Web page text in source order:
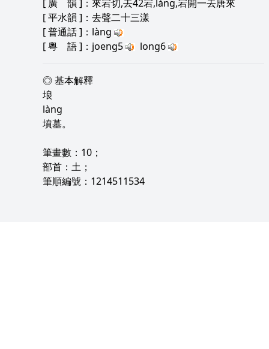
[ 廣 韻 ]：來宕切,去42宕,làng,宕開一去唐來
[平水韻 ]：去聲二十三漾
[普通話]：làng
[粵 語]：joeng5 long6
◎ 基本解釋
埌
làng
墳墓。
筆畫數：10；
部首：土；
筆順編號：1214511534